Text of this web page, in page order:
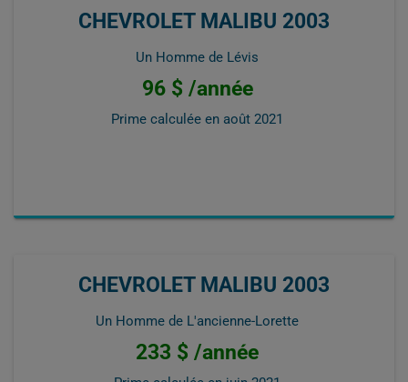
CHEVROLET MALIBU 2003
Un Homme de Lévis
96 $ /année
Prime calculée en août 2021
CHEVROLET MALIBU 2003
Un Homme de L'ancienne-Lorette
233 $ /année